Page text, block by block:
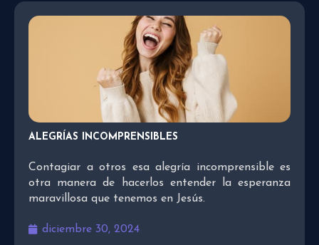
ALEGRÍAS INCOMPRENSIBLES
Contagiar a otros esa alegría incomprensible es
otra manera de hacerlos entender la esperanza
maravillosa que tenemos en Jesús.
diciembre 30, 2024